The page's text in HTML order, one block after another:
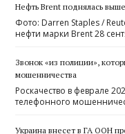
Нефть Brent поднялась выше
Фото: Darren Staples /
нефти марки Brent 28
Звонок «из полиции»,
мошенничества
Роскачество в феврале
телефонного
Украина внесет в ГА ООН